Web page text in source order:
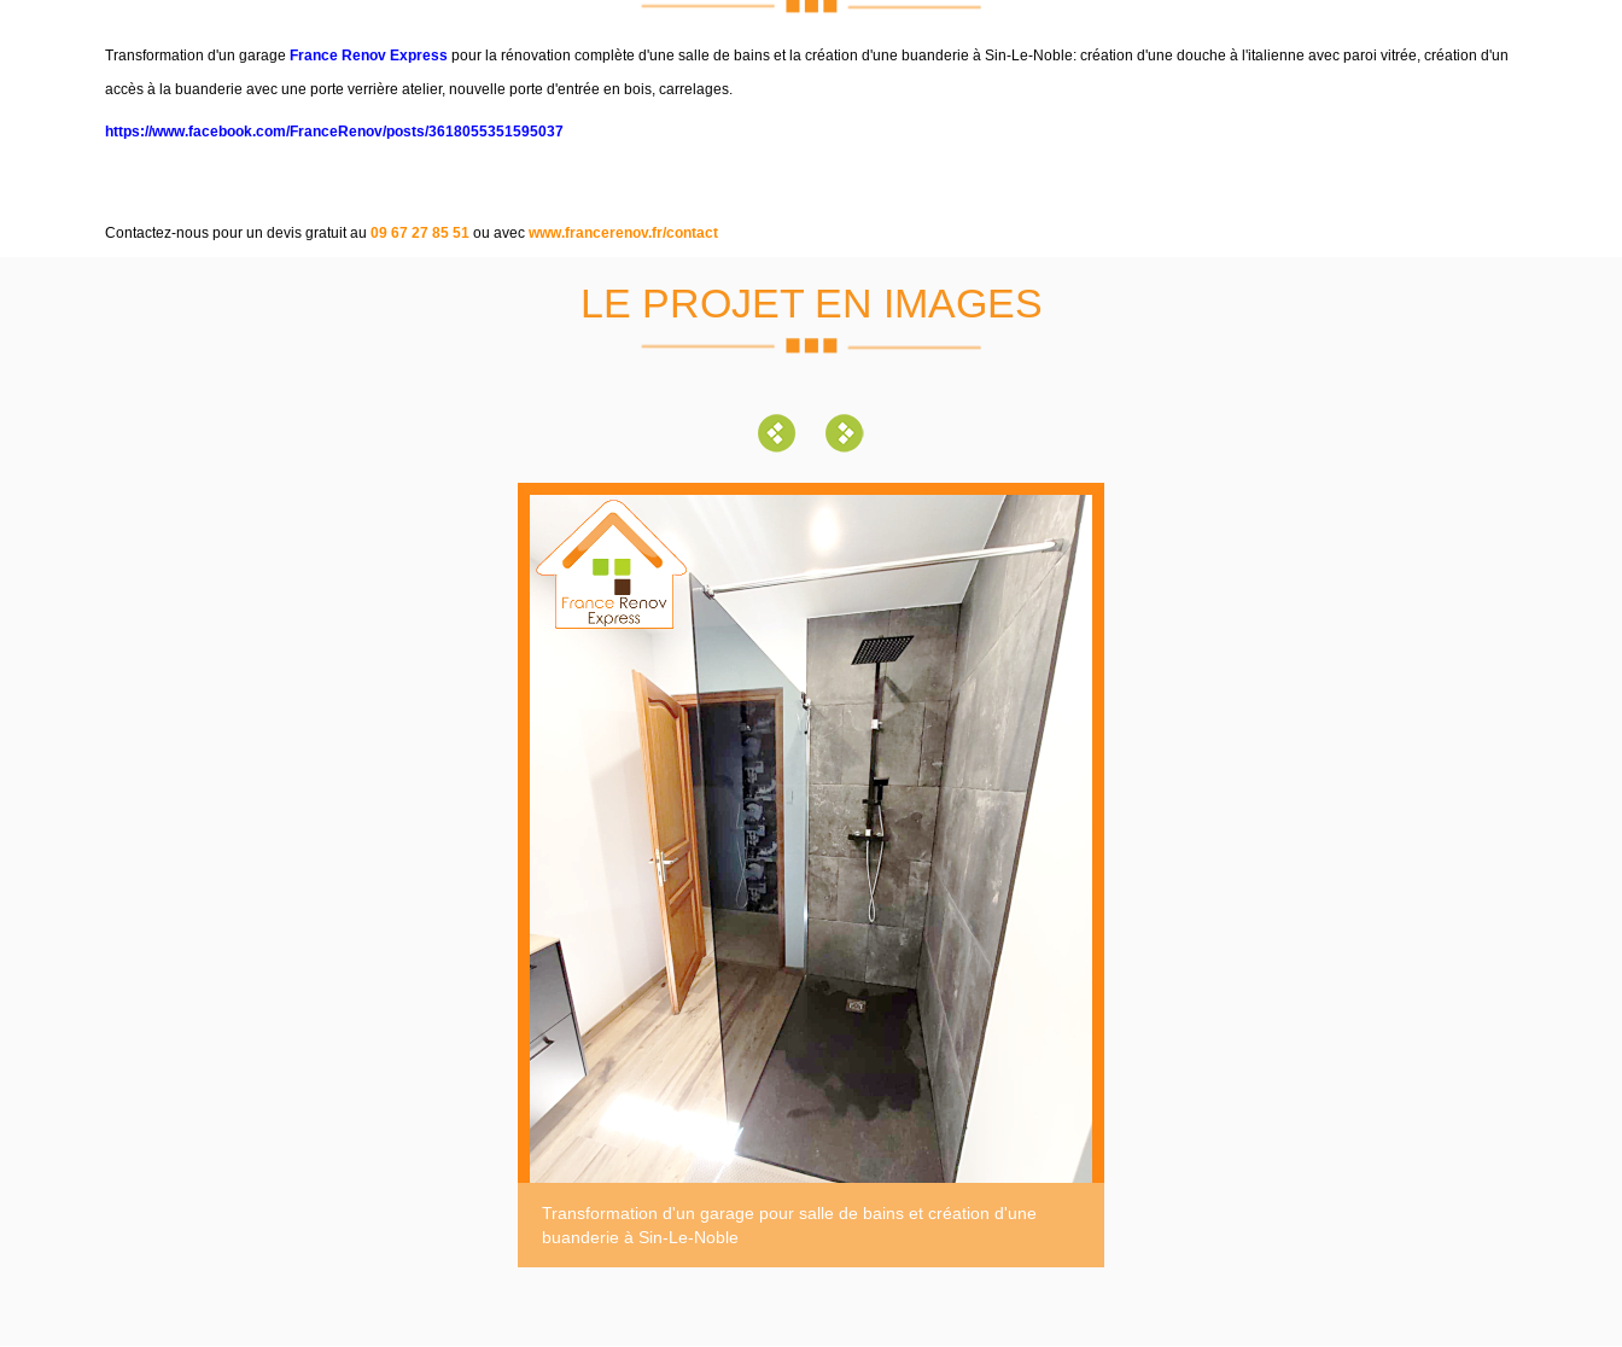
Transformation d'un garage France Renov Express pour la rénovation complète d'une salle de bains et la création d'une buanderie à Sin-Le-Noble: création d'une douche à l'italienne avec paroi vitrée, création d'un
accès à la buanderie avec une porte verrière atelier, nouvelle porte d'entrée en bois, carrelages.
https://www.facebook.com/FranceRenov/posts/3618055351595037
Contactez-nous pour un devis gratuit au 09 67 27 85 51 ou avec www.francerenov.fr/contact
LE PROJET EN IMAGES
Transformation d'un garage pour salle de bains et création d'une
buanderie à Sin-Le-Noble